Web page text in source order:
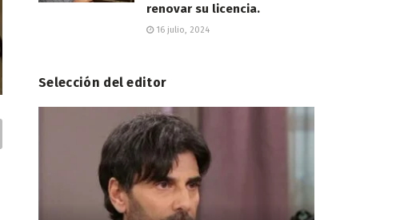
renovar su licencia.
16 julio, 2024
Selección del editor